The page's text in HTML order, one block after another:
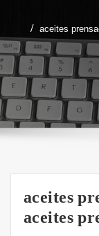
aceites
aceites
aceites